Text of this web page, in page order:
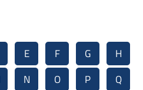
E F G
H
N O P
Q